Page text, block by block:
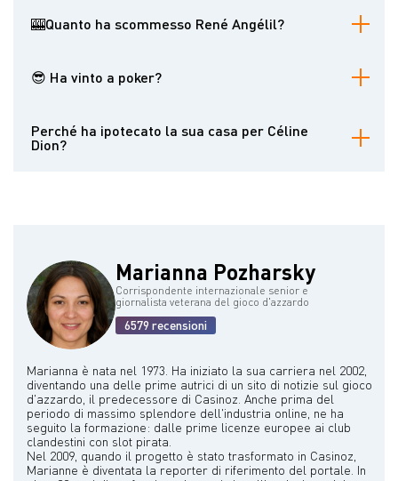
🎰Quanto ha scommesso René Angélil?
di dollari al Caesars Palace e al Bellagio, anche se alcune
affermazioni sono state successivamente smentite.
😎 Ha vinto a poker?
WSOP Tournament of Champions.
Perché ha ipotecato la sua casa per Céline
Dion?
Marianna Pozharsky
Corrispondente internazionale senior e
giornalista veterana del gioco d'azzardo
6579 recensioni
Marianna è nata nel 1973. Ha iniziato la sua carriera nel 2002,
diventando una delle prime autrici di un sito di notizie sul gioco
d'azzardo, il predecessore di Casinoz. Anche prima del
periodo di massimo splendore dell'industria online, ne ha
seguito la formazione: dalle prime licenze europee ai club
clandestini con slot pirata.
Nel 2009, quando il progetto è stato trasformato in Casinoz,
Marianne è diventata la reporter di riferimento del portale. In